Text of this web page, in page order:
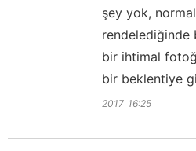
şey yok,
rendelediğinde
bir ihtimal
bir beklentiye
2017 16:25